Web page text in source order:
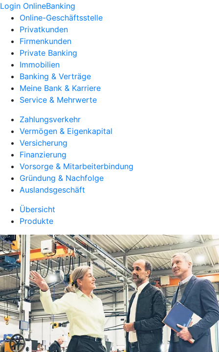
Login OnlineBanking
Online-Geschäftsstelle
Privatkunden
Firmenkunden
Private Banking
Immobilien
Banking & Verträge
Meine Bank & Karriere
Service & Mehrwerte
Zahlungsverkehr
Vermögen & Eigenkapital
Versicherung
Finanzierung
Vorsorge & Mitarbeiterbindung
Gründung & Nachfolge
Auslandsgeschäft
Übersicht
Produkte